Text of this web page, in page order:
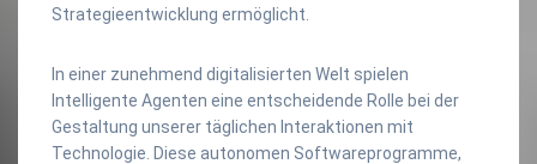
Strategieentwicklung ermöglicht.
In einer zunehmend digitalisierten Welt spielen
Intelligente Agenten eine entscheidende Rolle bei der
Gestaltung unserer täglichen Interaktionen mit
Technologie. Diese autonomen Softwareprogramme,